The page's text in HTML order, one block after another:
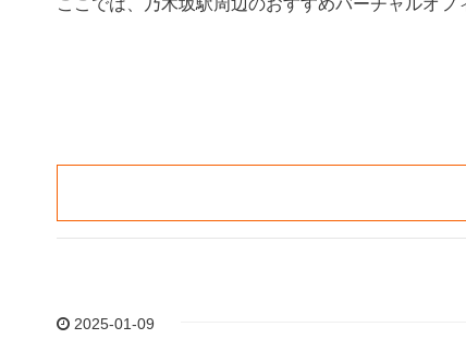
ここでは、乃木坂駅周辺のおすすめバーチャルオフ
2025-01-09